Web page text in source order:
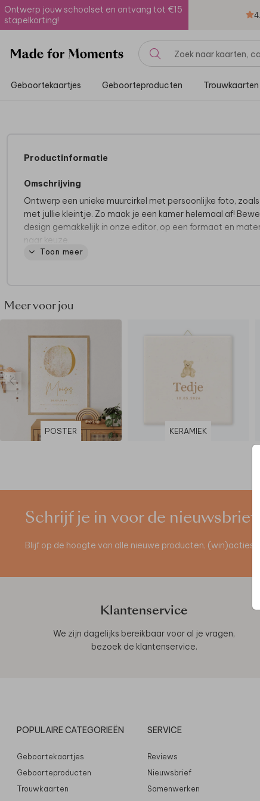
Ontwerp jouw schoolset en ontvang tot €15
stapelkorting!
Geboortekaartjes Geboorteproducten Trouwkaarten
Productinformatie
Omschrijving
Ontwerp een unieke muurcirkel met persoonlijke foto,
met jullie kleintje. Zo maak je een kamer helemaal af!
design gemakkelijk in onze editor, op een formaat en
naar keuze.
Toon meer
Meer voor jou
POSTER KERAMIEK
Schrijf je in voor de nieuwsbrief
Blijf op de hoogte van alle nieuwe producten, (win)acties
Klantenservice
We zijn dagelijks bereikbaar voor al je vragen,
bezoek de klantenservice.
POPULAIRE CATEGORIEËN
Geboortekaartjes
Geboorteproducten
Trouwkaarten
SERVICE
Reviews
Nieuwsbrief
Samenwerken